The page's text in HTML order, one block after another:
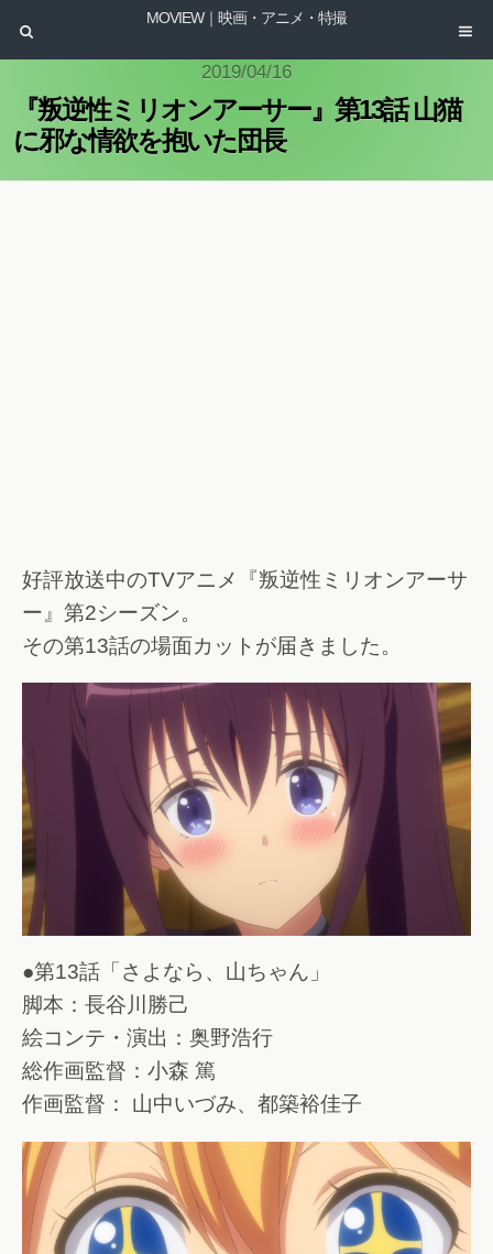
MOVIEW｜映画・アニメ・特撮
2019/04/16
『叛逆性ミリオンアーサー』第13話 山猫
に邪な情欲を抱いた団長
好評放送中のTVアニメ『叛逆性ミリオンアーサ
ー』第2シーズン。
その第13話の場面カットが届きました。
●第13話「さよなら、山ちゃん」
脚本：長谷川勝己
絵コンテ・演出：奥野浩行
総作画監督：小森 篤
作画監督： 山中いづみ、都築裕佳子